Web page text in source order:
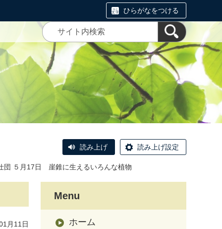
ひらがなをつける
読み上げ 読み上げ設定
団 ５月17日 崖錐に生えるいろんな植物
月11日
Menu
ホーム